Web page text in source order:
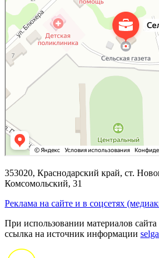
353020, Краснодарский край, ст.
Комсомольский, 31
Реклама на сайте и в соцсетях
При использовании материалов сайта
ссылка на источник информации